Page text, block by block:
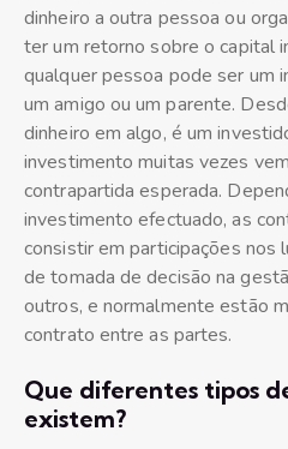
dinheiro a outra pessoa ou
ter um retorno sobre o capital
qualquer pessoa pode ser um
um amigo ou um parente.
dinheiro em algo, é um
investimento muitas vezes
contrapartida esperada.
investimento efectuado, as
consistir em participações nos
de tomada de decisão na
outros, e normalmente estão
contrato entre as partes.
Que diferentes tipos
existem?